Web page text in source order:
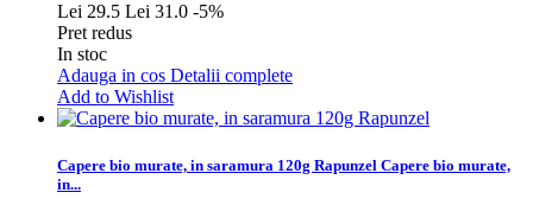
Lei 29.5 Lei 31.0 -5%
Pret redus
In stoc
Adauga in cos Detalii complete
Add to Wishlist
Capere bio murate, in saramura 120g Rapunzel Capere bio murate,
in...